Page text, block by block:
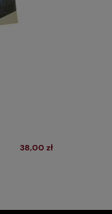
38,00 zł